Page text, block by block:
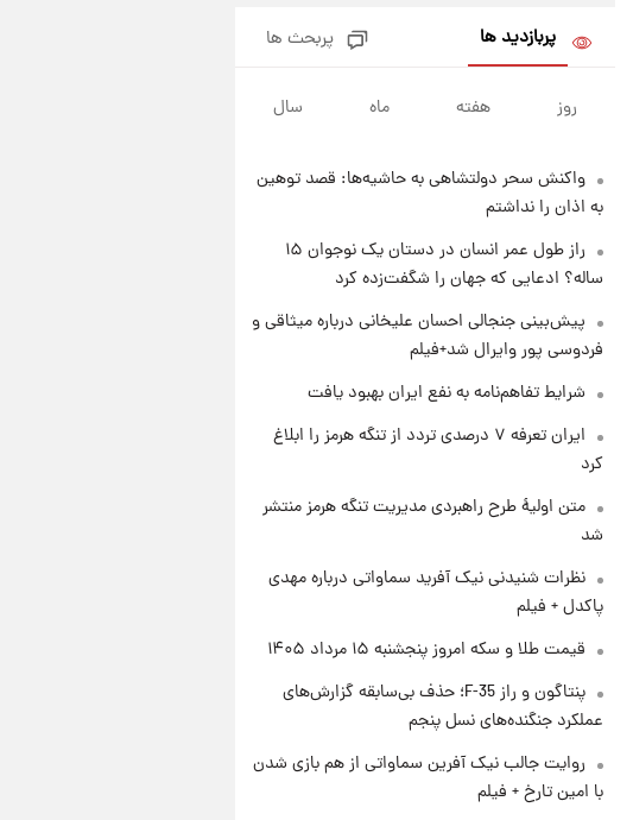
فال قهوه روزانه پنجشنبه ۱۵ مرداد
ماه ۱۴۰۵
۱ روز پیش
چهارشنبه ۱۴ مرداد + جدول
۱ روز پیش
تولید سایپا؛ نام خودرو، مبلغ پیش
پرداخت و زمان تحویل | سود
مشارکت چند درصد است؟
پربازدید ها پربحث ها
روز هفته ماه سال
واکنش سحر دولتشاهی به حاشیه‌ها: قصد توهین
به اذان را نداشتم
راز طول عمر انسان در دستان یک نوجوان ۱۵
ساله؟ ادعایی که جهان را شگفت‌زده کرد
پیش‌بینی جنجالی احسان علیخانی درباره میثاقی و
فردوسی پور وایرال شد+فیلم
شرایط تفاهم‌نامه به نفع ایران بهبود یافت
ایران تعرفه ۷ درصدی تردد از تنگه هرمز را ابلاغ
کرد
متن اولیۀ طرح راهبردی مدیریت تنگه هرمز منتشر
شد
نظرات شنیدنی نیک آفرید سماواتی درباره مهدی
پاکدل + فیلم
قیمت طلا و سکه امروز پنجشنبه ۱۵ مرداد ۱۴۰۵
پنتاگون و راز F-35؛ حذف بی‌سابقه گزارش‌های
عملکرد جنگنده‌های نسل پنجم
روایت جالب نیک آفرین سماواتی از هم بازی شدن
با امین تارخ + فیلم